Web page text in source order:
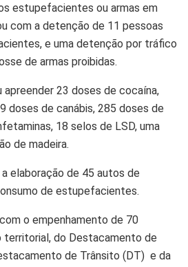
estupefacientes ou armas em
com a detenção de 11 pessoas
e uma detenção por tráfico
de armas proibidas.
23 doses de cocaína,
doses de canábis, 285 doses de
18 selos de LSD, uma
de madeira.
elaboração de 45 autos de
de estupefacientes.
o empenhamento de 70
do Destacamento de
de Trânsito (DT) e da